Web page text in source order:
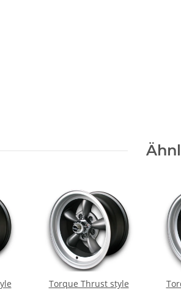
Torque Thrust style